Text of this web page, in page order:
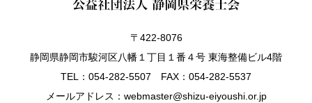
〒422-8076
静岡県静岡市駿河区八幡１丁目１番４号 東海整備ビル4階
TEL：054-282-5507 FAX：054-282-5537
メールアドレス：webmaster@shizu-eiyoushi.or.jp